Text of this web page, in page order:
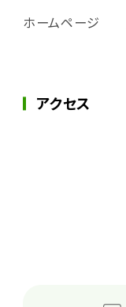
ホームページ
アクセス